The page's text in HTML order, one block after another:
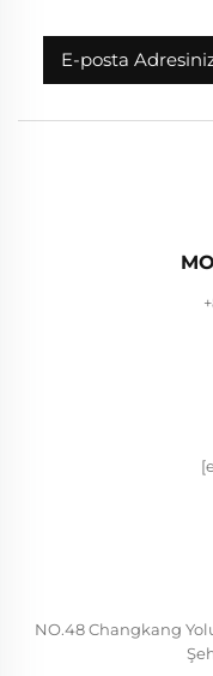
NO.48 Changkang